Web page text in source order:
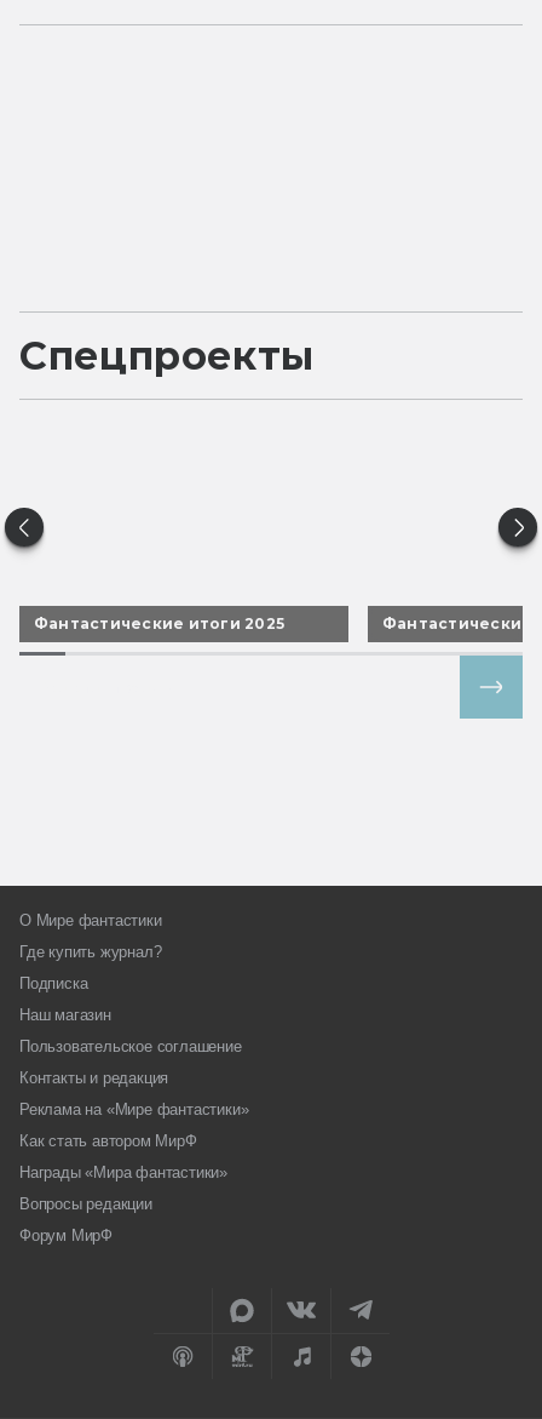
Спецпроекты
Фантастические итоги 2025 Фантастические
О Мире фантастики
Где купить журнал?
Подписка
Наш магазин
Пользовательское соглашение
Контакты и редакция
Реклама на «Мире фантастики»
Как стать автором МирФ
Награды «Мира фантастики»
Вопросы редакции
Форум МирФ